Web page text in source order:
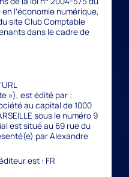
l’économie numérique,
site Club Comptable
dans le cadre de
»), est édité par :
au capital de 1000
sous le numéro 9
est situé au 69 rue du
par Alexandre
est : FR